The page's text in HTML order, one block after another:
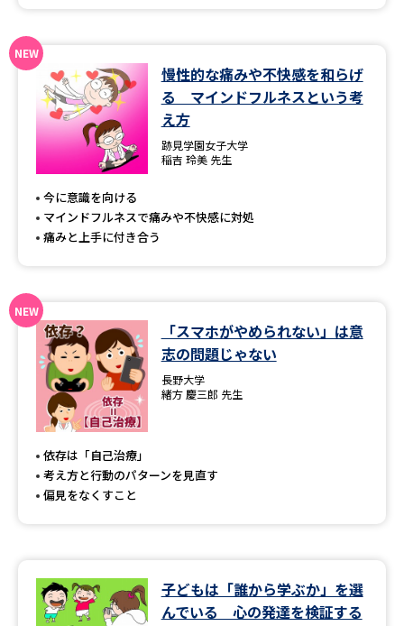
幼稚園教員資格認定試験
高等学校（情報）教員資格認定
大学研究
大学で学べる内容や特徴を調べる
データサイエンス特集 奨学金・特待生制度特集
デジタルパンフレット
新学年スタート号特集ページ
（高3生用）
SELFBRAND特集ページ
来場型・Web型イベント特集 夢ナビライブ
慢性的な痛みや不快感を和らげ
る マインドフルネスという考
え方
跡見学園女子大学
稲吉 玲美 先生
今に意識を向ける
マインドフルネスで痛みや不快感に対処
痛みと上手に付き合う
「スマホがやめられない」は意
志の問題じゃない
長野大学
緒方 慶三郎 先生
依存は「自己治療」
考え方と行動のパターンを見直す
偏見をなくすこと
子どもは「誰から学ぶか」を選
んでいる 心の発達を検証する